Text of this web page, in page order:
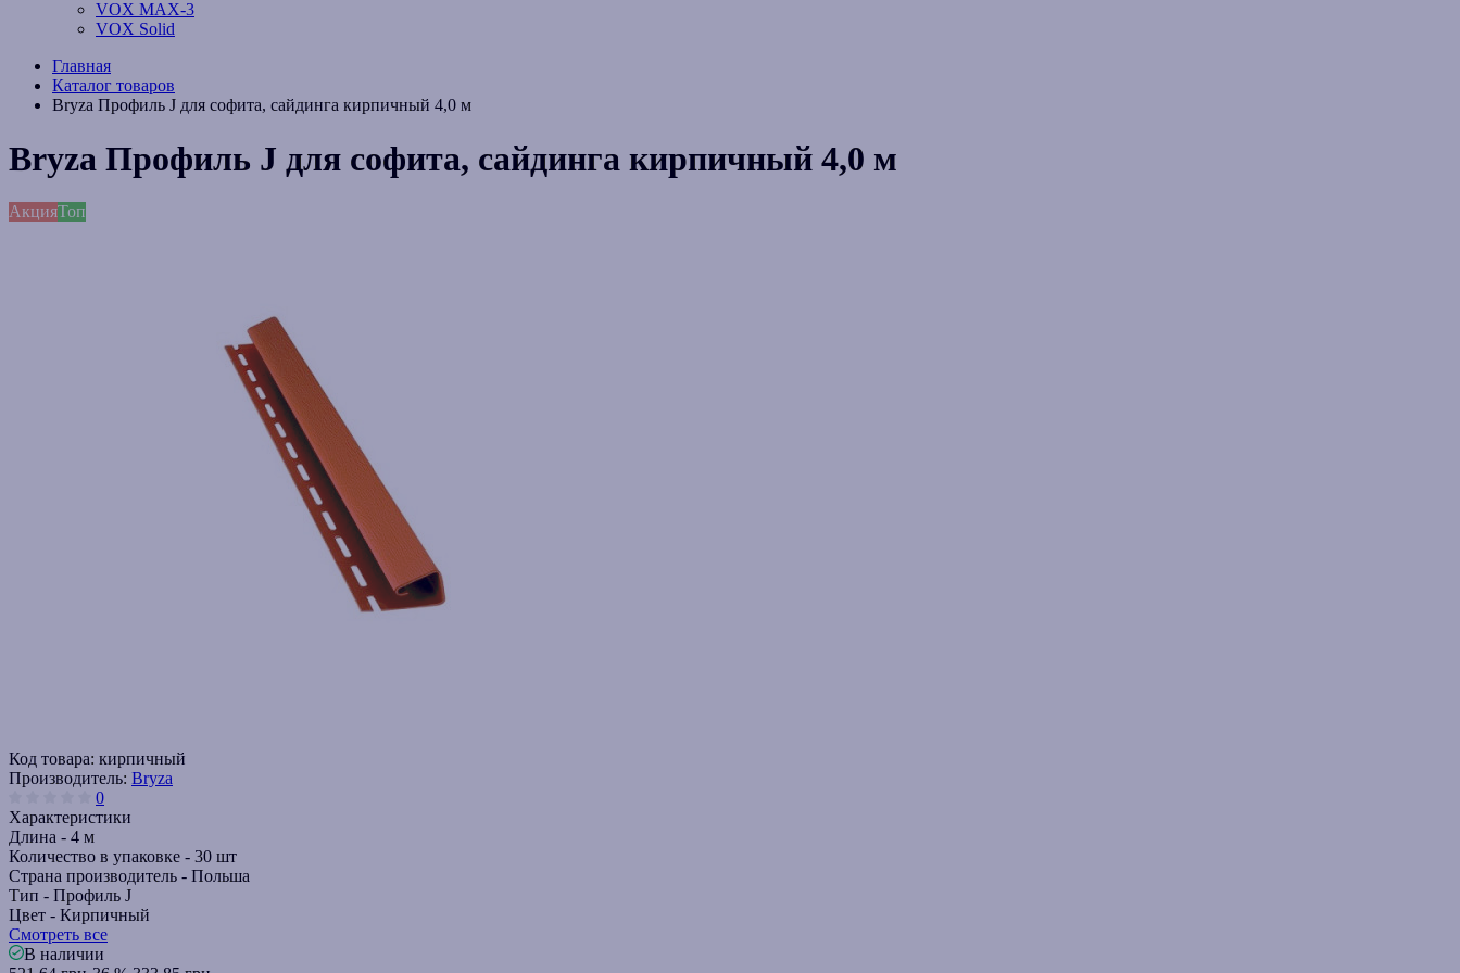
VOX MAX-3
VOX Solid
Главная
Каталог товаров
Bryza Профиль J для софита, сайдинга кирпичный 4,0 м
Bryza Профиль J для софита, сайдинга кирпичный 4,0 м
АкцияТоп
Код товара: кирпичный
Производитель: Bryza
0
Характеристики
Длина - 4 м
Количество в упаковке - 30 шт
Страна производитель - Польша
Тип - Профиль J
Цвет - Кирпичный
Смотреть все
В наличии